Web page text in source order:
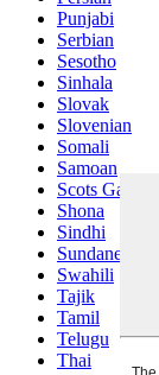
Punjabi
Serbian
Sesotho
Sinhala
Slovak
Slovenian
Somali
Samoan
Scots Gaelic
Shona
Sindhi
Sundanese
Swahili
Tajik
Tamil
Telugu
Thai